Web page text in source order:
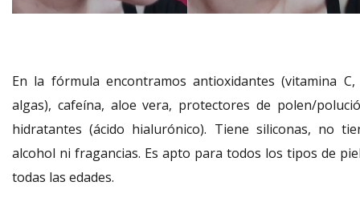
En la fórmula encontramos antioxidantes (vitamina C,
algas), cafeína, aloe vera, protectores de polen/
hidratantes (ácido hialurónico). Tiene siliconas, no
alcohol ni fragancias. Es apto para todos los tipos de
todas las edades.